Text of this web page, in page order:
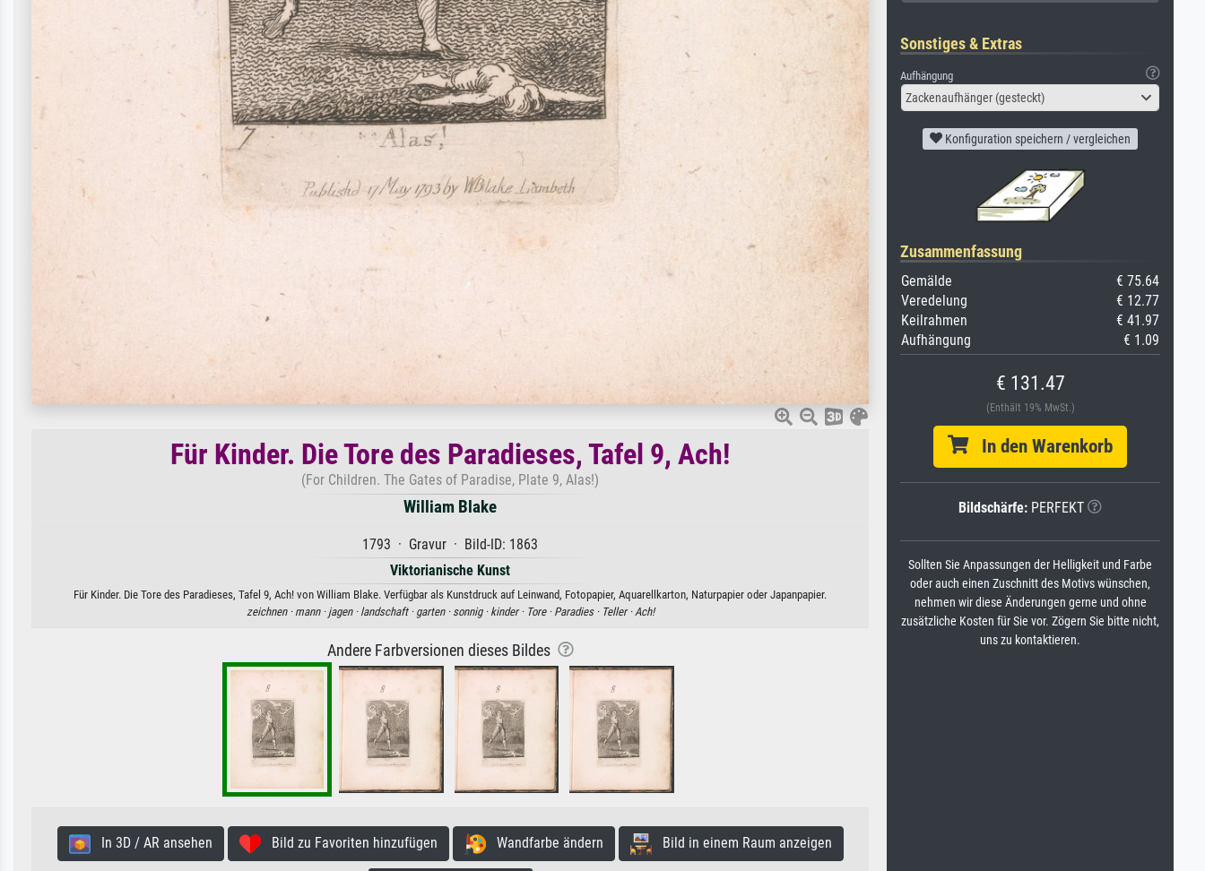
Für Kinder. Die Tore des Paradieses, Tafel 9, Ach!
(For Children. The Gates of Paradise, Plate 9, Alas!)
William Blake
1793 · Gravur · Bild-ID: 1863
Viktorianische Kunst
Für Kinder. Die Tore des Paradieses, Tafel 9, Ach! von William Blake. Verfügbar als Kunstdruck auf Leinwand, Fotopapier, Aquarellkarton, Naturpapier oder Japanpapier.
zeichnen · mann · jagen · landschaft · garten · sonnig · kinder · Tore · Paradies · Teller ·Ach!
Andere Farbversionen dieses Bildes
In 3D / AR ansehen Bild zu Favoriten hinzufügen Wandfarbe ändern Bild in einem Raum anzeigen
Sonstiges & Extras
Aufhängung
Zackenaufhänger (gesteckt)
Konfiguration speichern / vergleichen
Zusammenfassung
Gemälde
€ 75.64
Veredelung
€ 12.77
Keilrahmen
€ 41.97
Aufhängung
€ 1.09
€ 131.47
(Enthält 19% MwSt.)
In den Warenkorb
Bildschärfe: PERFEKT
Sollten Sie Anpassungen der Helligkeit und Farbe
oder auch einen Zuschnitt des Motivs wünschen,
nehmen wir diese Änderungen gerne und ohne
zusätzliche Kosten für Sie vor. Zögern Sie bitte nicht,
uns zu kontaktieren.